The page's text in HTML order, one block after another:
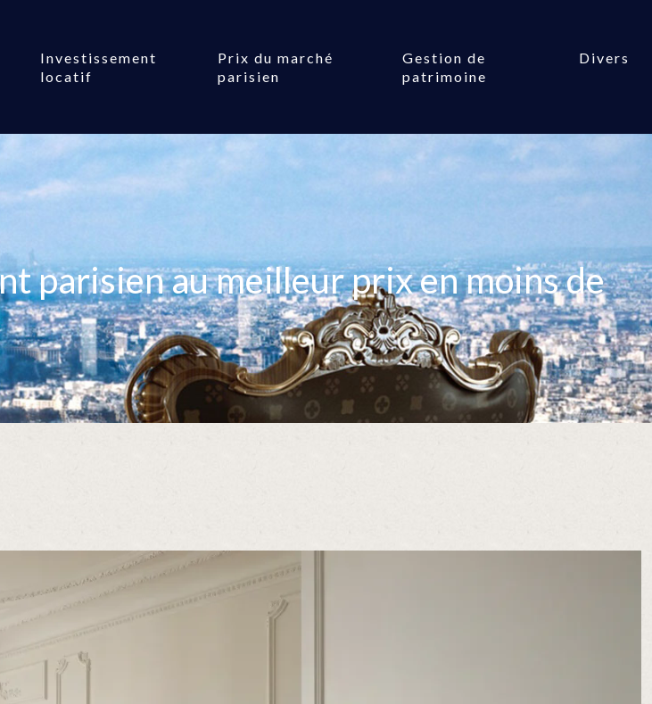
Investissement
locatif
Prix du marché
parisien
Gestion de
patrimoine
Divers
parisien au meilleur prix en moins de